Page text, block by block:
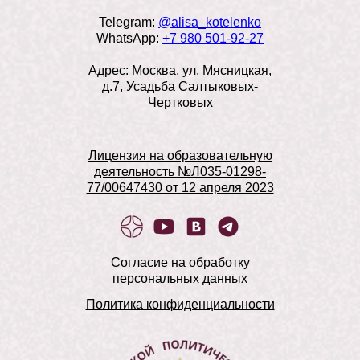
Telegram: @alisa_kotelenko
WhatsApp: +7 980 501-92-27
Адрес: Москва, ул. Мясницкая,
д.7, Усадьба Салтыковых-
Чертковых
Лицензия на образовательную
деятельность №Л035-01298-
77/00647430 от 12 апреля 2023
Согласие на обработку
персональных данных
Политика конфиденциальности